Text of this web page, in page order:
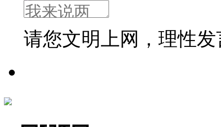
请您文明上网，理性